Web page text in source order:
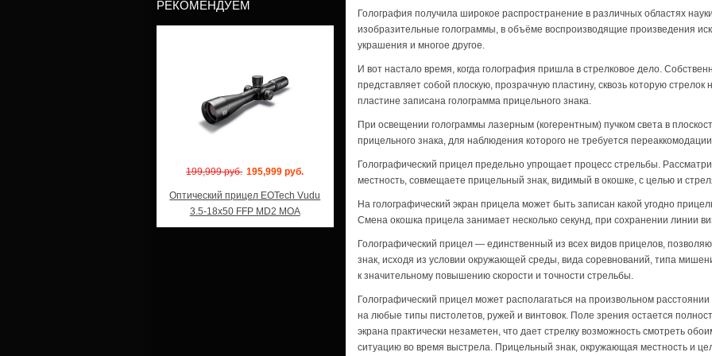
РЕКОМЕНДУЕМ
199,999 руб. 195,999 руб.
Оптический прицел EOTech Vudu
3.5-18x50 FFP MD2 MOA
Голография получила широкое распространение в различных областях
изобразительные голограммы, в объёме воспроизводящие произведения
украшения и многое другое.
И вот настало время, когда голография пришла в стрелковое дело.
представляет собой плоскую, прозрачную пластину, сквозь которую
пластине записана голограмма прицельного знака.
При освещении голограммы лазерным (когерентным) пучком света в
прицельного знака, для наблюдения которого не требуется
Голографический прицел предельно упрощает процесс стрельбы.
местность, совмещаете прицельный знак, видимый в окошке, с целью и
На голографический экран прицела может быть записан какой угодно
Смена окошка прицела занимает несколько секунд, при сохранении линии
Голографический прицел — единственный из всех видов прицелов,
знак, исходя из условии окружающей среды, вида соревнований, типа
к значительному повышению скорости и точности стрельбы.
Голографический прицел может располагаться на произвольном расстоянии
на любые типы пистолетов, ружей и винтовок. Поле зрения остается
экрана практически незаметен, что дает стрелку возможность смотреть
ситуацию во время выстрела. Прицельный знак, окружающая местность и